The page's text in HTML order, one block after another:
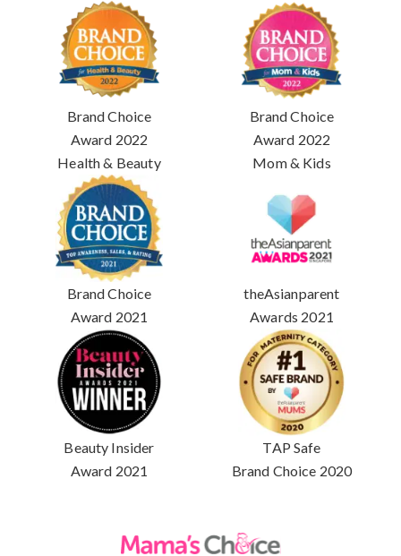
Brand Choice
Award 2022
Health & Beauty
Brand Choice
Award 2022
Mom & Kids
Brand Choice
Award 2021
theAsianparent
Awards 2021
Beauty Insider
Award 2021
TAP Safe
Brand Choice 2020